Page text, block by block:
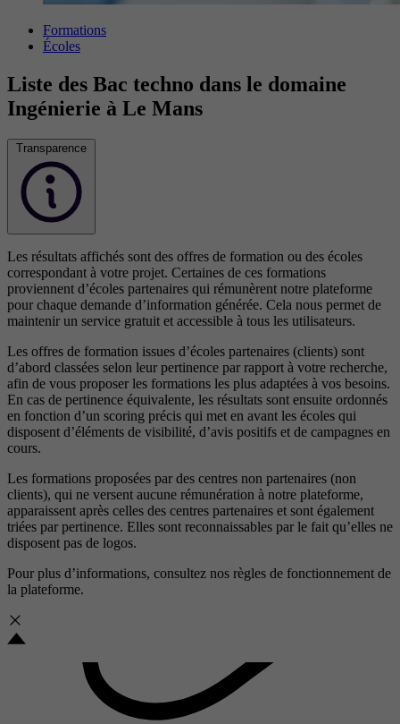
Formations
Écoles
Liste des Bac techno dans le domaine
Ingénierie à Le Mans
Transparence
Les résultats affichés sont des offres de formation ou des écoles
correspondant à votre projet. Certaines de ces formations
proviennent d’écoles partenaires qui rémunèrent notre plateforme
pour chaque demande d’information générée. Cela nous permet de
maintenir un service gratuit et accessible à tous les utilisateurs.
Les offres de formation issues d’écoles partenaires (clients) sont
d’abord classées selon leur pertinence par rapport à votre recherche,
afin de vous proposer les formations les plus adaptées à vos besoins.
En cas de pertinence équivalente, les résultats sont ensuite ordonnés
en fonction d’un scoring précis qui met en avant les écoles qui
disposent d’éléments de visibilité, d’avis positifs et de campagnes en
cours.
Les formations proposées par des centres non partenaires (non
clients), qui ne versent aucune rémunération à notre plateforme,
apparaissent après celles des centres partenaires et sont également
triées par pertinence. Elles sont reconnaissables par le fait qu’elles ne
disposent pas de logos.
Pour plus d’informations, consultez nos règles de fonctionnement de
la plateforme.